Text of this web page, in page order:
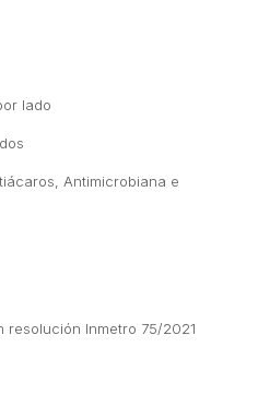
lado
Antimicrobiana e
Inmetro 75/2021